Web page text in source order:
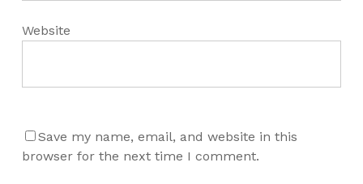
Website
Save my name, email, and website in this
browser for the next time I comment.